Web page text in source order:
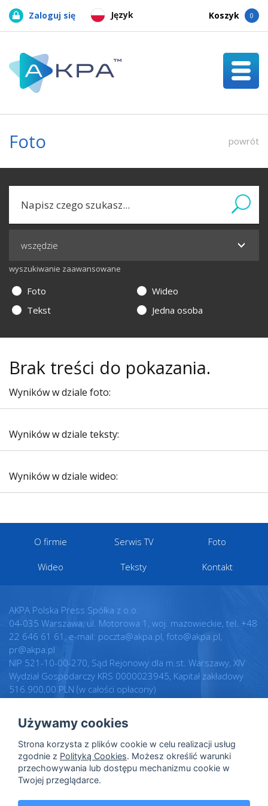
Język
Zaloguj się Koszyk 0
Foto powrót
wyszukiwanie zaawansowane
Foto
Wideo
Tekst
Jedna osoba
Brak treści do pokazania.
Wyników w dziale foto:
Wyników w dziale teksty:
Wyników w dziale wideo:
O firmie Serwis TV Foto
Wideo Teksty Kontakt
AKPA Polska Press Spółka z o.o.
04-035 Warszawa, ul. Motorowa 1, woj. mazowieckie, tel. +48
22 646 61 61, e-mail: poczta@akpa.pl, foto@akpa.pl,
pr@akpa.pl
NIP 521-10-00-270, Sąd Rejonowy dla m.st. Warszawy, XIV
Wydział Gospodarczy KRS 0000023945, Kapitał zakładowy
516.900,00 PLN (w całości opłacony)
Regulamin
Warunki licencji
Polityka prywatności
Polityka cookies
Dane osobowe
Realizacja:
Intellect.pl
Używamy cookies
Strona korzysta z plików cookie w celu realizacji usług
zgodnie z Polityką Cookies. Możesz określić warunki
przechowywania lub dostępu mechanizmu cookie w
Twojej przeglądarce.